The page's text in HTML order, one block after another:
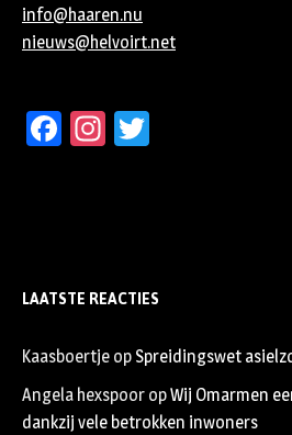
info@haaren.nu
nieuws@helvoirt.net
Facebook
Instagram
LAATSTE REACTIES
Kaasboertje op Spreidingswet
Angela hexspoor opWij Omarmen
dankzij vele betrokken inwoners